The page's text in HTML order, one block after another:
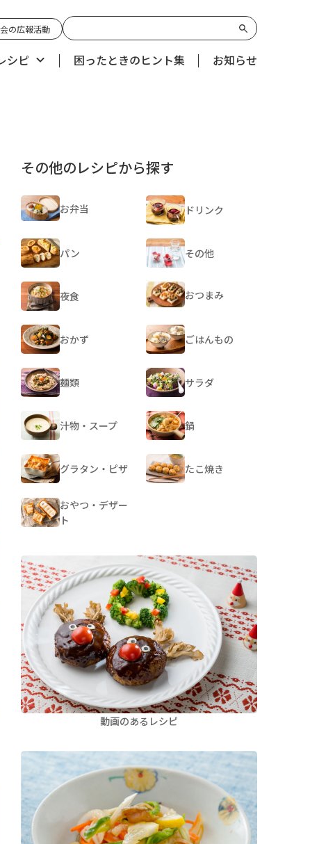
の広報活動
シピ 困ったときのヒント集 お知らせ
その他のレシピから探す
お弁当 ドリンク
パン その他
夜食 おつまみ
おかず ごはんもの
麺類 サラダ
汁物・スープ 鍋
グラタン・ピザ たこ焼き
おやつ・デザー
ト
動画のあるレシピ